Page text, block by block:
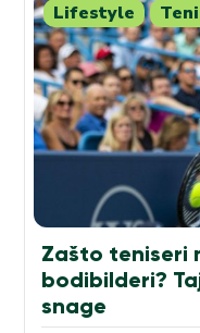
Lifestyle
Zašto teniseri
bodibilderi?
snage